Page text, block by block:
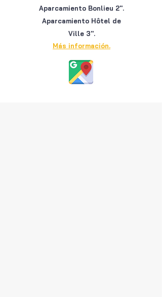
Aparcamiento Bonlieu 2''.
Aparcamiento Hôtel de
Ville 3''.
Más información.